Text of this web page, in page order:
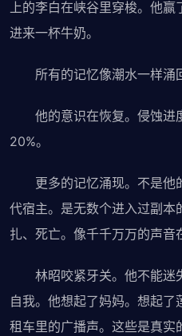
上的李白在峡谷里穿梭。他
进来一杯牛奶。
所有的记忆像潮水一样涌
他的意识在恢复。侵蚀
20%。
更多的记忆涌现。不是他
代宿主。是无数个进入过副
扎、死亡。像千千万万的声音
林昭咬紧牙关。他不能迷
自我。他想起了妈妈。想起
租车里的广播声。这些是真实